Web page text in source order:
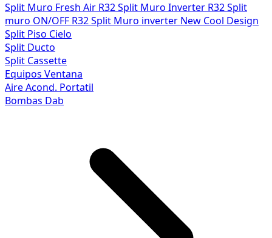
Split Muro Fresh Air R32Split Muro Inverter R32Split
muro ON/OFF R32Split Muro inverter New Cool Design
Split Piso Cielo
Split Ducto
Split Cassette
Equipos Ventana
Aire Acond. Portatil
Bombas Dab